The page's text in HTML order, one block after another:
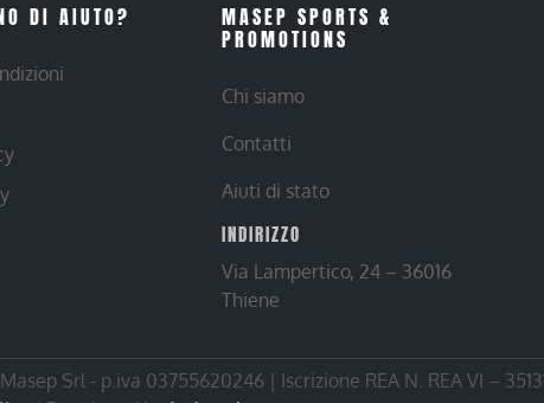
DI AIUTO? MASEP SPORTS &
PROMOTIONS
Chi siamo
Contatti
Aiuti di stato
INDIRIZZO
Via Lampertico, 24 – 36016
Thiene
Srl - p.iva 03755620246 | Iscrizione REA N. REA VI –